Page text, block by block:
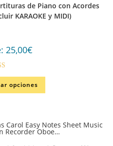
de Piano con Acordes
KARAOKE y MIDI)
25,00€
en
de 5opciones